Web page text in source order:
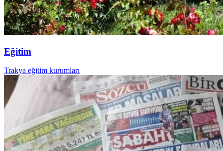
Eğitim
Trakya eğitim kurumları